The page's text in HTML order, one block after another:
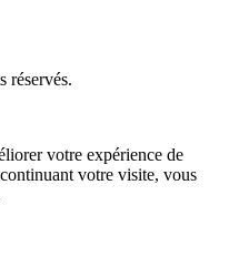
réservés.
votre expérience de
votre visite, vous